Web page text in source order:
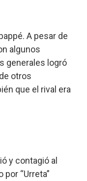
A pesar de
algunos
generales logró
otros
que el rival era
y contagió al
“Urreta”